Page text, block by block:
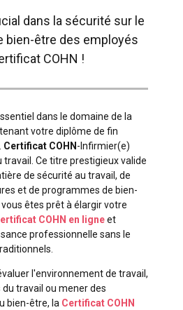
dans la sécurité sur le
bien-être des employés
COHN !
dans le domaine de la
votre diplôme de fin
Certificat COHN -Infirmier(e)
Ce titre prestigieux valide
de sécurité au travail, de
et de programmes de bien-
êtes prêt à élargir votre
COHN en ligneet
professionnelle sans le
l'environnement de travail,
travail ou mener des
bien-être, la Certificat COHN